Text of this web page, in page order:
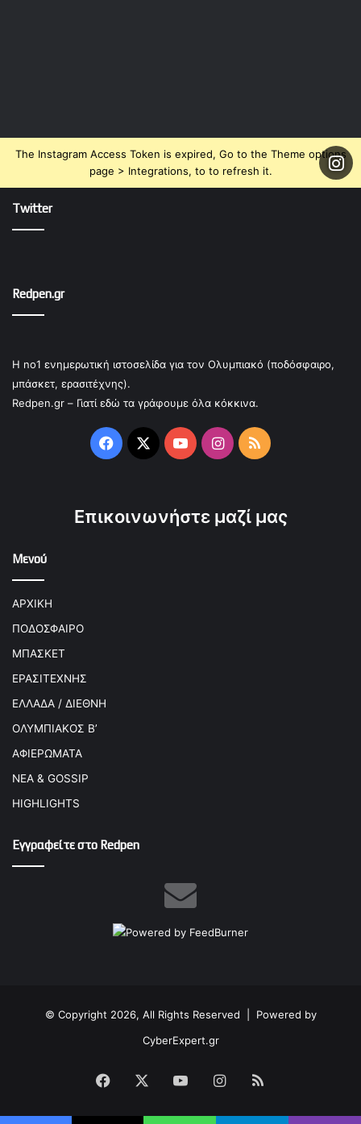
The Instagram Access Token is expired, Go to the Theme options
page > Integrations, to to refresh it.
Twitter
Redpen.gr
Η no1 ενημερωτική ιστοσελίδα για τον Ολυμπιακό (ποδόσφαιρο,
μπάσκετ, ερασιτέχνης).
Redpen.gr – Γιατί εδώ τα γράφουμε όλα κόκκινα.
Facebook
X YouTubeInstagram
RSS
Επικοινωνήστε μαζί μας
Μενού
ΑΡΧΙΚΗ
ΠΟΔΟΣΦΑΙΡΟ
ΜΠΑΣΚΕΤ
ΕΡΑΣΙΤΕΧΝΗΣ
ΕΛΛΑΔΑ / ΔΙΕΘΝΗ
ΟΛΥΜΠΙΑΚΟΣ Β’
ΑΦΙΕΡΩΜΑΤΑ
ΝΕΑ & GOSSIP
HIGHLIGHTS
Εγγραφείτε στο Redpen
© Copyright 2026, All Rights Reserved | Powered by
CyberExpert.gr
Facebook YouTubeInstagram
RSS